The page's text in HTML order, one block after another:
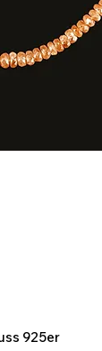
925er